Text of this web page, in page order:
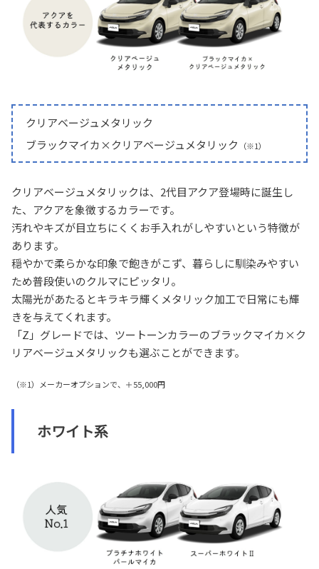
クリアベージュメタリック
ブラックマイカ×クリアベージュメタリック
（※1）
クリアベージュメタリックは、2代目アクア登場時に誕生し
た、アクアを象徴するカラーです。
汚れやキズが目立ちにくくお手入れがしやすいという特徴が
あります。
穏やかで柔らかな印象で飽きがこず、暮らしに馴染みやすい
ため普段使いのクルマにピッタリ。
太陽光があたるとキラキラ輝くメタリック加工で日常にも輝
きを与えてくれます。
「Z」グレードでは、ツートーンカラーのブラックマイカ×ク
リアベージュメタリックも選ぶことができます。
（※1）メーカーオプションで、＋55,000円
ホワイト系